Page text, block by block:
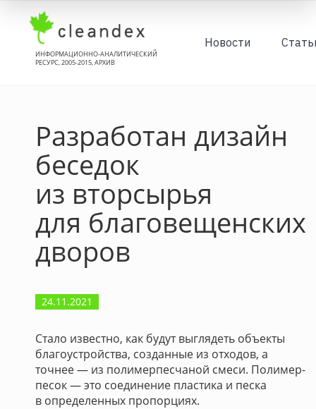
ИНФОРМАЦИОННО-АНАЛИТИЧЕСКИЙ
РЕСУРС, 2005-2015, АРХИВ
Новости
Разработан дизайн
беседок
из вторсырья
для благовещенских
дворов
24.11.2021
Стало известно, как будут выглядеть объекты
благоустройства, созданные из отходов, а
точнее — из полимерпесчаной смеси. Полимер-
песок — это соединение пластика и песка
в определенных пропорциях.